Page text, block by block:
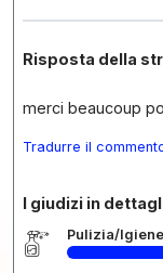
Risposta della
merci beaucoup
Tradurre il
I giudizi in
Pulizia/Igiene